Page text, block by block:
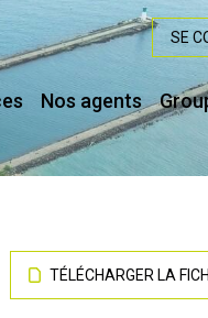
SE
Nos agents
TÉLÉCHARGER LA